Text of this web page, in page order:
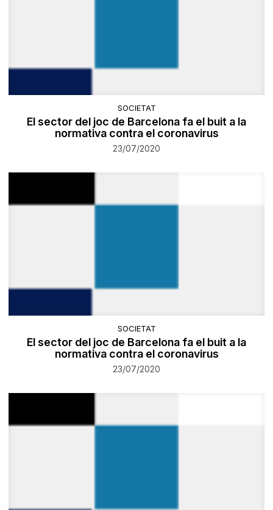
SOCIETAT
El sector del joc de Barcelona fa el buit a la
normativa contra el coronavirus
23/07/2020
SOCIETAT
El sector del joc de Barcelona fa el buit a la
normativa contra el coronavirus
23/07/2020